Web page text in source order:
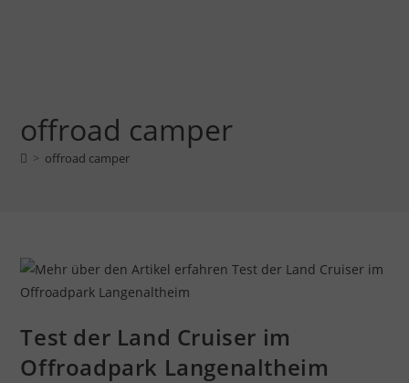
offroad camper
> offroad camper
Test der Land Cruiser im
Offroadpark Langenaltheim